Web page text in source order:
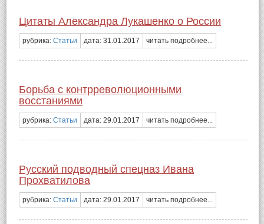
Цитаты Александра Лукашенко о России
рубрика: Статьи дата: 31.01.2017 читать подробнее...
Борьба с контрреволюционными
восстаниями
рубрика: Статьи дата: 29.01.2017 читать подробнее...
Русский подводный спецназ Ивана
Прохватилова
рубрика: Статьи дата: 29.01.2017 читать подробнее...